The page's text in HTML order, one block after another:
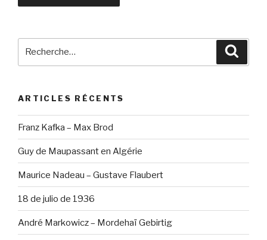
ARTICLES RÉCENTS
Franz Kafka – Max Brod
Guy de Maupassant en Algérie
Maurice Nadeau – Gustave Flaubert
18 de julio de 1936
André Markowicz – Mordehaï Gebirtig